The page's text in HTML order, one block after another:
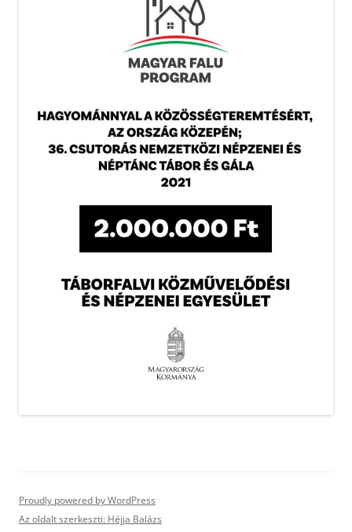
Proudly powered by WordPress
Az oldalt szerkeszti: Héjja Balázs